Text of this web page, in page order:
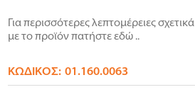
Για περισσότερες λεπτομέρειες σχετικά
με το προϊόν πατήστε εδώ ..
ΚΩΔΙΚΌΣ: 01.160.0063